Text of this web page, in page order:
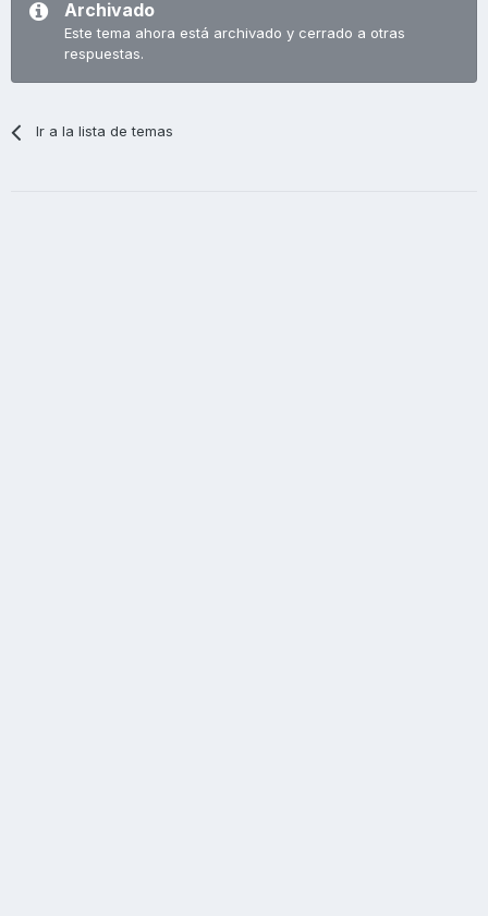
Archivado
Este tema ahora está archivado y cerrado a otras
respuestas.
Ir a la lista de temas